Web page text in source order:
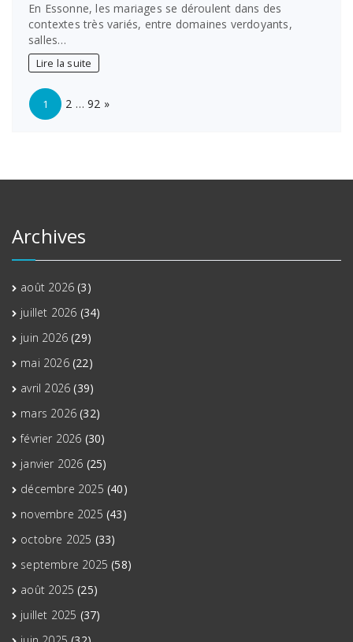
En Essonne, les mariages se déroulent dans des
contextes très variés, entre domaines verdoyants,
salles…
Lire la suite
Page:
1 2 … 92 »
Archives
août 2026 (3)
juillet 2026 (34)
juin 2026 (29)
mai 2026(22)
avril 2026 (39)
mars 2026 (32)
février 2026 (30)
janvier 2026 (25)
décembre 2025 (40)
novembre 2025 (43)
octobre 2025 (33)
septembre 2025 (58)
août 2025 (25)
juillet 2025 (37)